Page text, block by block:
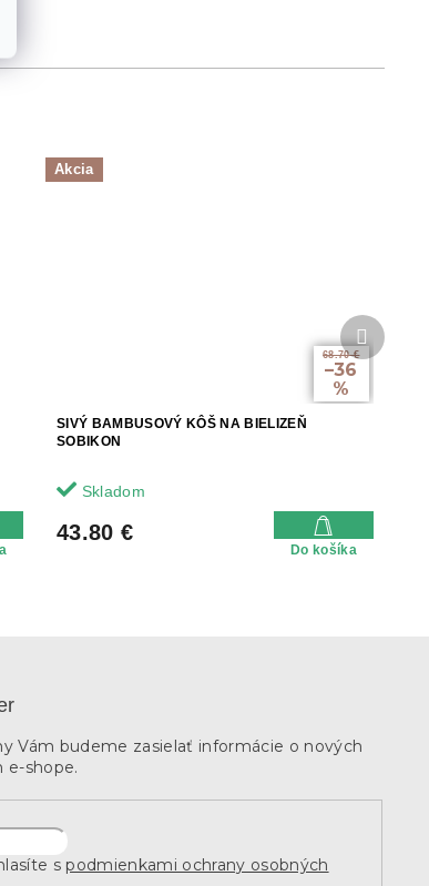
Akcia
68.70 €
–36
%
SIVÝ BAMBUSOVÝ KÔŠ NA BIELIZEŇ
SOBIKON
Skladom
43.80 €
Do košíka
Ďalší
produkt
Vám budeme zasielať informácie o nových
e-shope.
spodmienkami ochrany osobných